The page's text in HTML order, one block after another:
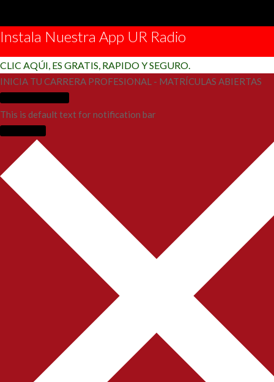
Instala Nuestra App UR Radio
CLIC AQÚI, ES GRATIS, RAPIDO Y SEGURO.
INICIA TU CARRERA PROFESIONAL - MATRÍCULAS ABIERTAS
This is default text for notification bar